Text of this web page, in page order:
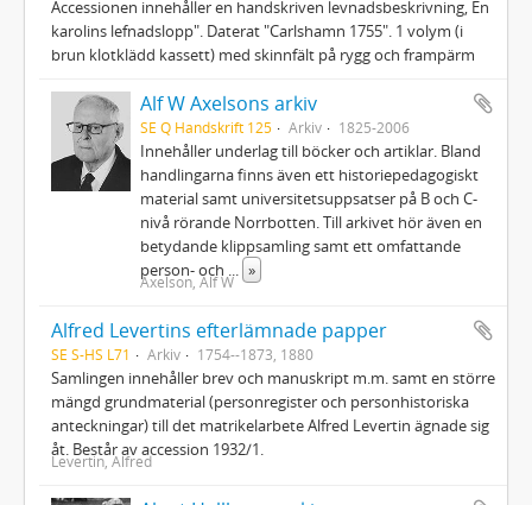
Accessionen innehåller en handskriven levnadsbeskrivning, En
karolins lefnadslopp". Daterat "Carlshamn 1755". 1 volym (i
brun klotklädd kassett) med skinnfält på rygg och frampärm
Alf W Axelsons arkiv
SE Q Handskrift 125 Arkiv 1825-2006
Innehåller underlag till böcker och artiklar. Bland
handlingarna finns även ett historiepedagogiskt
material samt universitetsuppsatser på B och C-
nivå rörande Norrbotten. Till arkivet hör även en
betydande klippsamling samt ett omfattande
person- och
»
Axelson, Alf W
Alfred Levertins efterlämnade papper
SE S-HS L71 Arkiv 1754--1873, 1880
Samlingen innehåller brev och manuskript m.m. samt en större
mängd grundmaterial (personregister och personhistoriska
anteckningar) till det matrikelarbete Alfred Levertin ägnade sig
åt. Består av accession 1932/1.
Levertin, Alfred